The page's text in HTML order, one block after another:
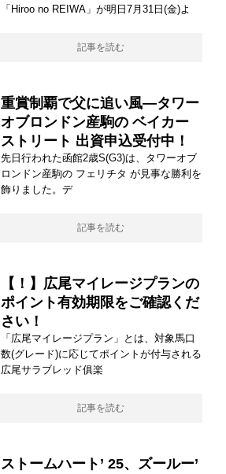
「Hiroo no REIWA」が明日7月31日(金)よ
記事を読む
重賞制覇で父に追い風―タワー
オブロンドン産駒の ベイカー
ストリート 出資申込受付中！
先日行われた函館2歳S(G3)は、タワーオブ
ロンドン産駒の フェリチタ が見事な勝利を
飾りました。デ
記事を読む
【！】広尾マイレージプランの
ポイント有効期限をご確認くだ
さい！
「広尾マイレージプラン」とは、対象馬口
数(グレード)に応じてポイントが付与される
広尾サラブレッド俱楽
記事を読む
ストームハート’ 25、ズールー’